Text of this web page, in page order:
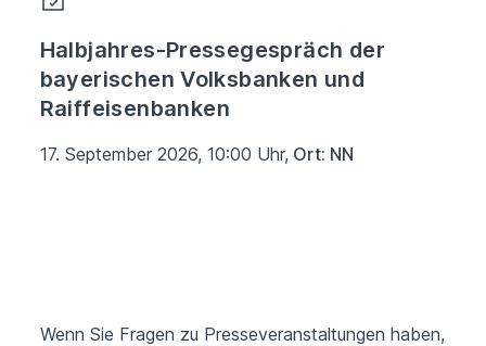
Halbjahres-Pressegespräch der
bayerischen Volksbanken und
Raiffeisenbanken
17. September 2026, 10:00 Uhr,Ort: NN
Wenn Sie Fragen zu Presseveranstaltungen haben,